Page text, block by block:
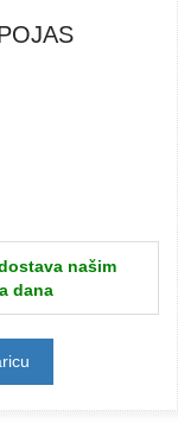
našim
dana